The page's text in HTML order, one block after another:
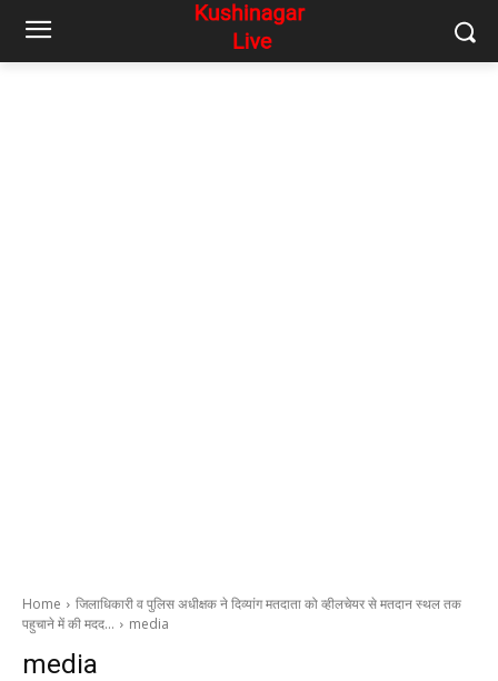
Home
जिलाधिकारी व पुलिस अधीक्षक ने दिव्यांग मतदाता को व्हीलचेयर से मतदान स्थल तक
पहुचाने में की मदद…
media
media